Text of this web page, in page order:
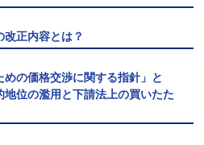
正内容とは？
めの価格交渉に関する指針」と
位の濫用と下請法上の買いたた